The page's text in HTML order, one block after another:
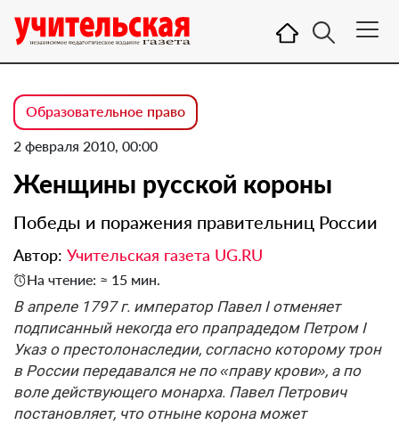
Образовательное право
2 февраля 2010, 00:00
Женщины русской короны
Победы и поражения правительниц России
Автор: Учительская газета UG.RU
На чтение: ≈ 15 мин.
В апреле 1797 г. император Павел I отменяет
подписанный некогда его прапрадедом Петром I
Указ о престолонаследии, согласно которому трон
в России передавался не по «праву крови», а по
воле действующего монарха. Павел Петрович
постановляет, что отныне корона может